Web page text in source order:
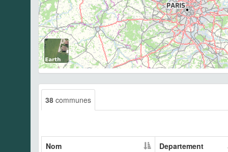
38 communes
Nom
Departement